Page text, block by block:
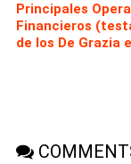
Principales
Financieros
de los De Grazia